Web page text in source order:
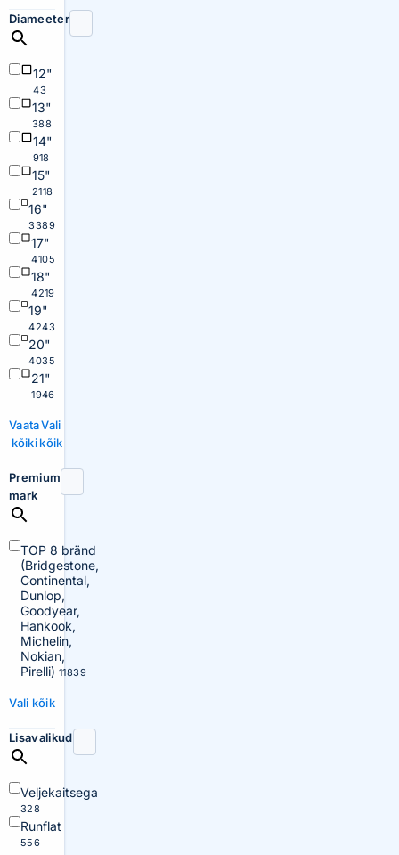
Diameeter
12"
43
13"
388
14"
918
15"
2118
16"
3389
17"
4105
18"
4219
19"
4243
20"
4035
21"
1946
Vaata
kõiki
Vali
kõik
Premium
mark
TOP 8 bränd
(Bridgestone,
Continental,
Dunlop,
Goodyear,
Hankook,
Michelin,
Nokian,
Pirelli) 11839
Vali kõik
Lisavalikud
Veljekaitsega
328
Runflat
556